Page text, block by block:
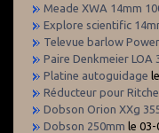
Meade XWA 14mm
Explore scientific
Televue barlow
Paire Denkmeier LOA
Platine autoguidage
Réducteur pour
Dobson Orion XXg
Dobson 250mm le 03-